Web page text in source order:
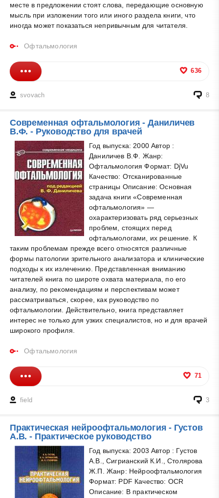
месте в предложении стоят слова, передающие основную
мысль при изложении того или иного раздела книги, что
иногда может показаться непривычным для читателя.
Офтальмология
636
svovach 8
Современная офтальмология - Даниличев
В.Ф. - Руководство для врачей
Год выпуска: 2000 Автор :
Даниличев В.Ф. Жанр:
Офтальмология Формат: DjVu
Качество: Отсканированные
страницы Описание: Основная
задача книги «Современная
офтальмология» —
охарактеризовать ряд серьезных
проблем, стоящих перед
офтальмологами, их решение. К
таким проблемам прежде всего относятся различные
формы патологии зрительного анализатора и клинические
подходы к их излечению. Представленная вниманию
читателей книга по широте охвата материала, по его
анализу, по рекомендациям и перспективам может
рассматриваться, скорее, как руководство по
офтальмологии. Действительно, книга представляет
интерес не только для узких специалистов, но и для врачей
широкого профиля.
Офтальмология
71
field 3
Практическая нейроофтальмология - Густов
А.В. - Практическое руководство
Год выпуска: 2003 Автор : Густов
А.В., Сигрианский К.И., Столярова
Ж.П. Жанр: Нейроофтальмология
Формат: PDF Качество: OCR
Описание: В практическом